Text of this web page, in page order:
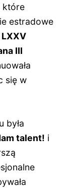
które
estradowe
LXXV
III
się w
była
talent! i